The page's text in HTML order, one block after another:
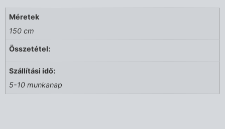
Méretek
150 cm
Összetétel:
Szállítási idő:
5-10 munkanap